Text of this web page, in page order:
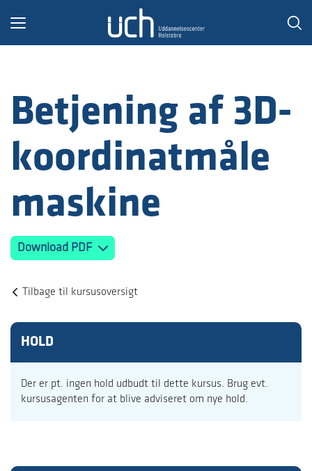
Toggle
Betjening af 3D-
koordinatmåle
maskine
Download PDF
Tilbage til kursusoversigt
HOLD
Der er pt. ingen hold udbudt til dette kursus. Brug evt.
kursusagenten for at blive adviseret om nye hold.